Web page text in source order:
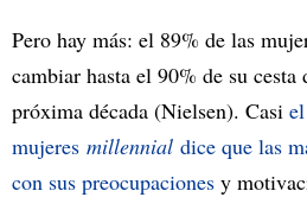
Pero hay más: el 89% de las
cambiar hasta el 90% de su
próxima década (Nielsen). Casi
mujeres millennial dice que las
con sus preocupaciones y